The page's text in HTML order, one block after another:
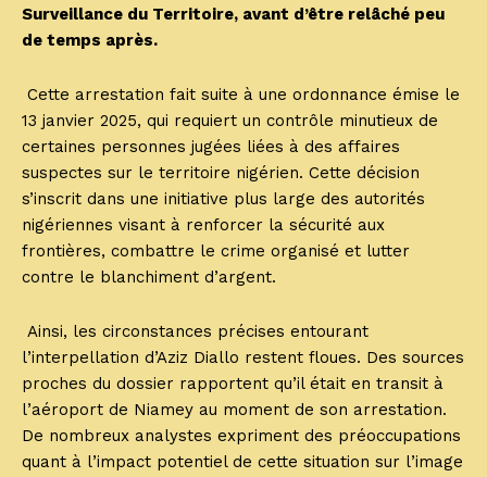
Surveillance du Territoire, avant d’être relâché peu
de temps après.
Cette arrestation fait suite à une ordonnance émise le
13 janvier 2025, qui requiert un contrôle minutieux de
certaines personnes jugées liées à des affaires
suspectes sur le territoire nigérien. Cette décision
s’inscrit dans une initiative plus large des autorités
nigériennes visant à renforcer la sécurité aux
frontières, combattre le crime organisé et lutter
contre le blanchiment d’argent.
Ainsi, les circonstances précises entourant
l’interpellation d’Aziz Diallo restent floues. Des sources
proches du dossier rapportent qu’il était en transit à
l’aéroport de Niamey au moment de son arrestation.
De nombreux analystes expriment des préoccupations
quant à l’impact potentiel de cette situation sur l’image